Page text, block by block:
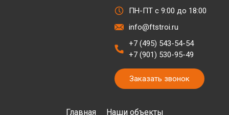
Главная Наши объекты
ПН-ПТ с 9:00 до 18:00
info@ftstroi.ru
+7 (495) 543-54-54
+7 (901) 530-95-49
Заказать звонок